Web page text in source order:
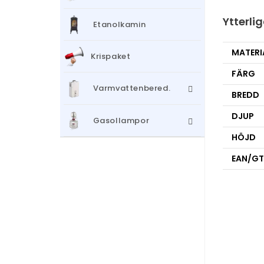
FÄRG
BREDD
DJUP
HÖJD
EAN/
Etanolkamin
Krispaket
Varmvattenbered.
Gasollampor